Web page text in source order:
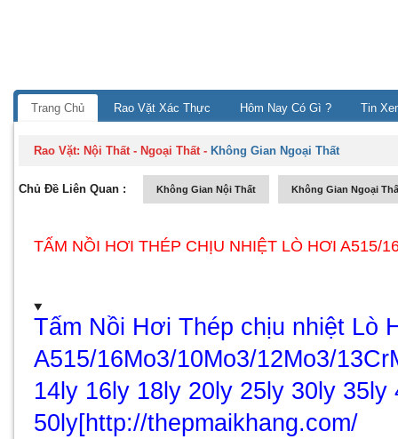
Trang Chủ Rao Vặt Xác Thực Hôm Nay Có Gì ? Tin
Rao Vặt: Nội Thất - Ngoại Thất- Không Gian Ngoại Thất
Chủ Đề Liên Quan : Không Gian Nội Thất Không Gian Ngoại
TẤM NỒI HƠI THÉP CHỊU NHIỆT LÒ HƠI A515/
Tấm Nồi Hơi Thép chịu nhiệt Lò
A515/16Mo3/10Mo3/12Mo3/
14ly 16ly 18ly 20ly 25ly 30ly 35ly
50ly[http://thepmaikhang.com/